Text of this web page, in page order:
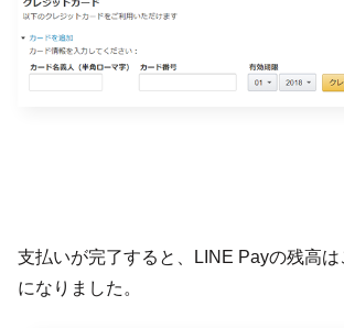
支払いが完了すると、LINE Payの残高は
になりました。